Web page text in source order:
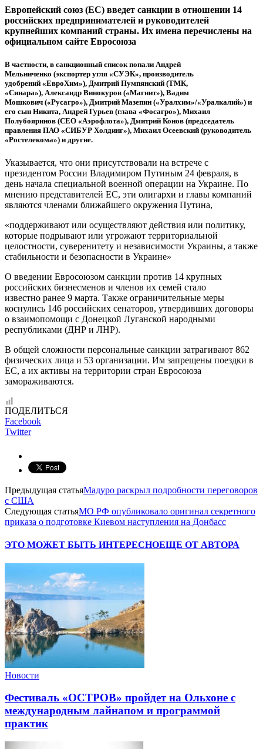
Европейский союз (ЕС) введет санкции в отношении 14
российских предпринимателей и руководителей
крупнейших компаний страны. Их имена перечислены на
официальном сайте Евросоюза
В частности, в санкционный список попали Андрей
Мельниченко (экспортер угля «СУЭК», производитель
удобрений «ЕвроХим»), Дмитрий Пумпянский (ТМК,
«Синара»), Александр Винокуров («Магнит»), Вадим
Мошкович («Русагро»), Дмитрий Мазепин («Уралхим»/«Уралкалий») и
его сын Никита, Андрей Гурьев (глава «Фосагро»), Михаил
Полубояринов (СЕО «Аэрофлота»), Дмитрий Конов (председатель
правления ПАО «СИБУР Холдинг»), Михаил Осеевский (руководитель
«Ростелекома») и другие.
Указывается, что они присутствовали на встрече с
президентом России Владимиром Путиным 24 февраля, в
день начала специальной военной операции на Украине. По
мнению представителей ЕС, эти олигархи и главы компаний
являются членами ближайшего окружения Путина,
«поддерживают или осуществляют действия или политику,
которые подрывают или угрожают территориальной
целостности, суверенитету и независимости Украины, а также
стабильности и безопасности в Украине»
О введении Евросоюзом санкции против 14 крупных
российских бизнесменов и членов их семей стало
известно ранее 9 марта. Также ограничительные меры
коснулись 146 российских сенаторов, утвердивших договоры
о взаимопомощи с Донецкой Луганской народными
республиками (ДНР и ЛНР).
В общей сложности персональные санкции затрагивают 862
физических лица и 53 организации. Им запрещены поездки в
ЕС, а их активы на территории стран Евросоюза
замораживаются.
ПОДЕЛИТЬСЯ
Facebook
Twitter
Предыдущая статьяМадуро раскрыл подробности переговоров
с США
Следующая статьяМО РФ опубликовало оригинал секретного
приказа о подготовке Киевом наступления на Донбасс
ЭТО МОЖЕТ БЫТЬ ИНТЕРЕСНОЕЩЕ ОТ АВТОРА
Новости
Фестиваль «ОСТРОВ» пройдет на Ольхоне с
международным лайнапом и программой
практик